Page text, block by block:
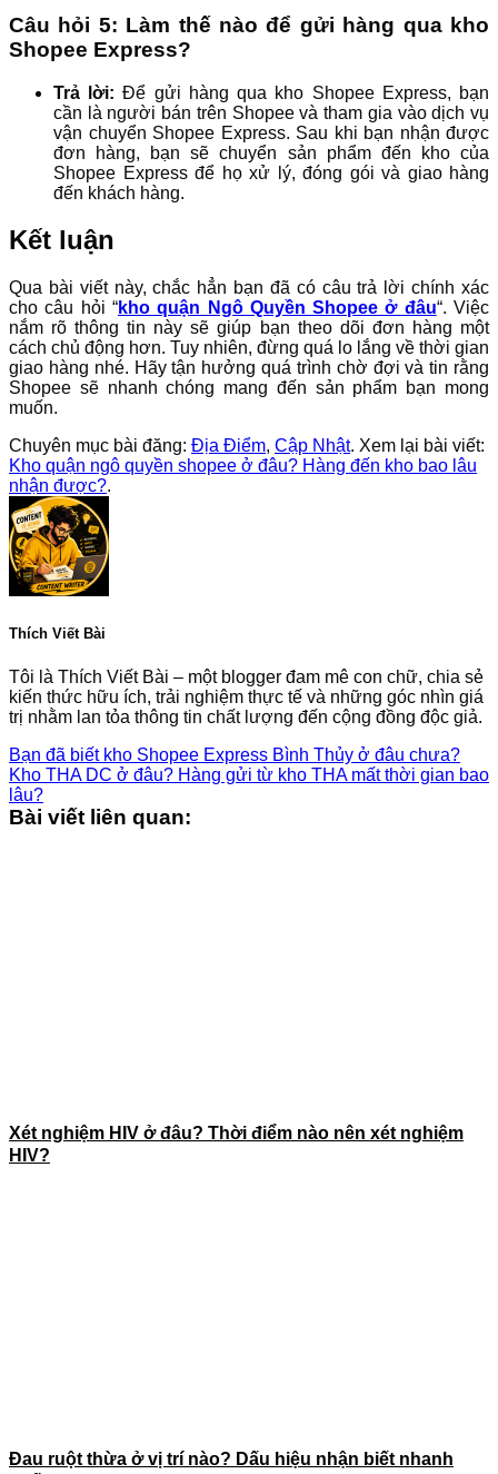
Câu hỏi 5: Làm thế nào để gửi hàng qua kho
Shopee Express?
Trả lời:Để gửi hàng qua kho Shopee Express, bạn
cần là người bán trên Shopee và tham gia vào dịch vụ
vận chuyển Shopee Express. Sau khi bạn nhận được
đơn hàng, bạn sẽ chuyển sản phẩm đến kho của
Shopee Express để họ xử lý, đóng gói và giao hàng
đến khách hàng.
Kết luận
Qua bài viết này, chắc hẳn bạn đã có câu trả lời chính xác
cho câu hỏi “kho quận Ngô Quyền Shopee ở đâu“. Việc
nắm rõ thông tin này sẽ giúp bạn theo dõi đơn hàng một
cách chủ động hơn. Tuy nhiên, đừng quá lo lắng về thời gian
giao hàng nhé. Hãy tận hưởng quá trình chờ đợi và tin rằng
Shopee sẽ nhanh chóng mang đến sản phẩm bạn mong
muốn.
Chuyên mục bài đăng: Địa Điểm, Cập Nhật. Xem lại bài viết:
Kho quận ngô quyền shopee ở đâu? Hàng đến kho bao lâu
nhận được?.
Thích Viết Bài
Tôi là Thích Viết Bài – một blogger đam mê con chữ, chia sẻ
kiến thức hữu ích, trải nghiệm thực tế và những góc nhìn giá
trị nhằm lan tỏa thông tin chất lượng đến cộng đồng độc giả.
Bạn đã biết kho Shopee Express Bình Thủy ở đâu chưa?
Kho THA DC ở đâu? Hàng gửi từ kho THA mất thời gian bao
lâu?
Bài viết liên quan:
Xét nghiệm HIV ở đâu? Thời điểm nào nên xét nghiệm
HIV?
Đau ruột thừa ở vị trí nào? Dấu hiệu nhận biết nhanh